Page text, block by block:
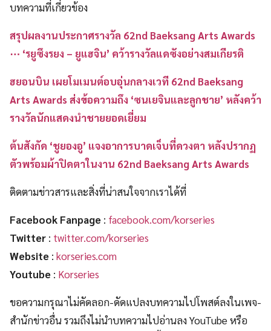
บทความที่เกี่ยวข้อง
สรุปผลงานประกาศรางวัล 62nd Baeksang Arts Awards
⋯ ‘รยูซึงรยง – ยูแฮจิน’ คว้ารางวัลแดซังอย่างสมเกียรติ
ฮยอนบิน เผยโมเมนต์อบอุ่นกลางเวที 62nd Baeksang
Arts Awards ส่งข้อความถึง ‘ซนเยจินและลูกชาย’ หลังคว้า
รางวัลนักแสดงนำชายยอดเยี่ยม
ต้นสังกัด ‘ชูยองอู’ แจงอาการบาดเจ็บที่ดวงตา หลังปรากฏ
ตัวพร้อมผ้าปิดตาในงาน 62nd Baeksang Arts Awards
ติดตามข่าวสารและสิ่งที่น่าสนใจจากเราได้ที่
Facebook Fanpage : facebook.com/korseries
Twitter : twitter.com/korseries
Website : korseries.com
Youtube : Korseries
ขอความกรุณาไม่คัดลอก-ดัดแปลงบทความไปโพสต์ลงในเพจ-
สำนักข่าวอื่น รวมถึงไม่นำบทความไปอ่านลง YouTube หรือ